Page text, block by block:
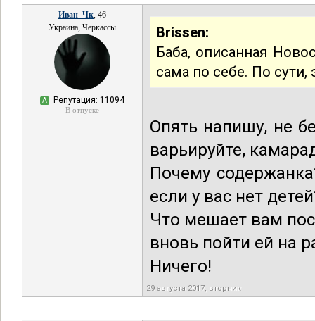
Иван_Чк, 46
Украина, Черкассы
А Репутация: 11094
В отпуске
Brissen:
Баба, описанная
сама по себе. По
Опять напишу, не
варьируйте,
Почему
если у вас нет
Что мешает вам
вновь пойти ей на
Ничего!
29 августа 2017, вторник